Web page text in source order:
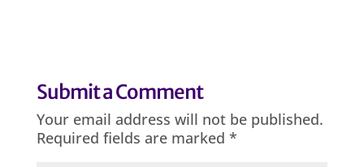
Submit a Comment
Your email address will not be published.
Required fields are marked *